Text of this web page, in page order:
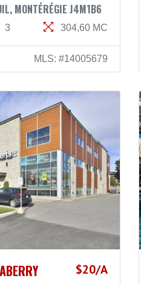
MONTÉRÉGIE J4M1B6
3 304,60 MC
MLS: #14005679
$20/A